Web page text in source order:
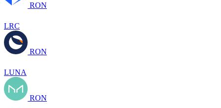
RON
LRC
RON
LUNA
RON